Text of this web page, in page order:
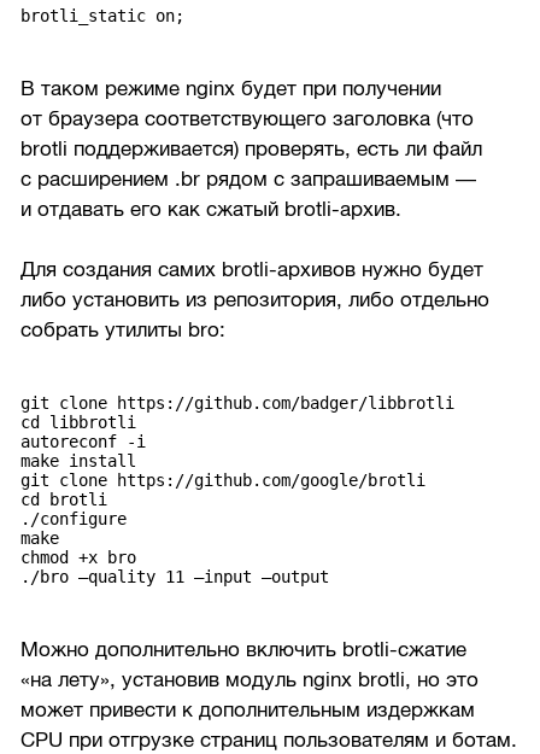
brotli_static on;
В таком режиме nginx будет при получении
от браузера соответствующего заголовка (что
brotli поддерживается) проверять, есть ли файл
с расширением .br рядом с запрашиваемым —
и отдавать его как сжатый brotli-архив.
Для создания самих brotli-архивов нужно будет
либо установить из репозитория, либо отдельно
собрать утилиты bro:
git clone https://github.com/badger/libbrotli
cd libbrotli
autoreconf -i
make install
git clone https://github.com/google/brotli
cd brotli
./configure
make
chmod +x bro
./bro —quality 11 —input—output
Можно дополнительно включить brotli-сжатие
«на лету», установив модуль nginx brotli, но это
может привести к дополнительным издержкам
CPU при отгрузке страниц пользователям и ботам.